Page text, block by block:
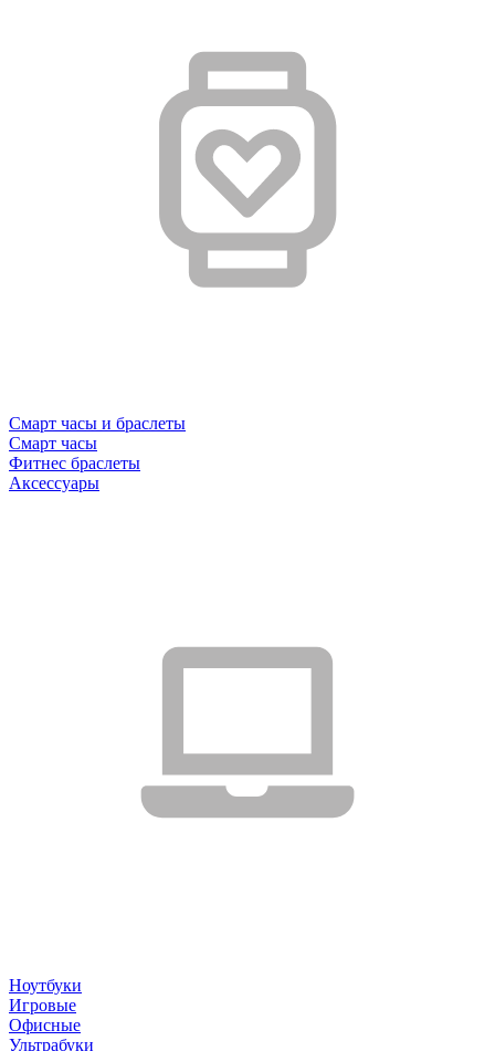
Смарт часы и браслеты
Смарт часы
Фитнес браслеты
Аксессуары
Ноутбуки
Игровые
Офисные
Ультрабуки